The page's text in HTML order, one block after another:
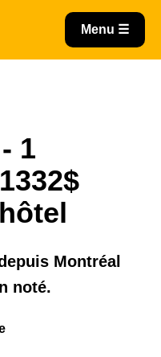
1
Montréal
noté.